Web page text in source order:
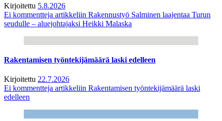
Kirjoitettu 5.8.2026
Ei kommentteja artikkeliin Rakennustyö Salminen laajentaa Turun
seudulle – aluejohtajaksi Heikki Malaska
Rakentamisen työntekijämäärä laski edelleen
Kirjoitettu 22.7.2026
Ei kommentteja artikkeliin Rakentamisen työntekijämäärä laski
edelleen